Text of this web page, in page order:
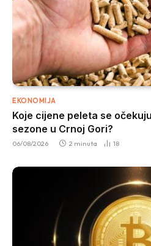
EKONOMIJA
Koje cijene peleta se
sezone u Crnoj Gori?
06/08/2026 2 minuta 18